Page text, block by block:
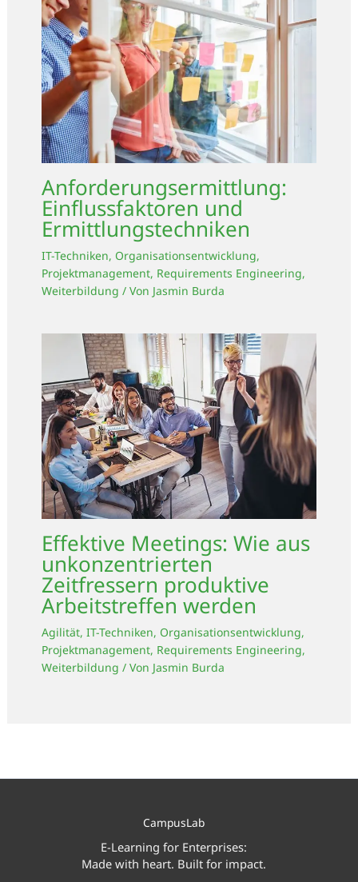
Anforderungsermittlung:
Einflussfaktoren und
Ermittlungstechniken
IT-Techniken, Organisationsentwicklung,
Projektmanagement, Requirements Engineering,
Weiterbildung / Von Jasmin Burda
Effektive Meetings: Wie aus
unkonzentrierten
Zeitfressern produktive
Arbeitstreffen werden
Agilität, IT-Techniken, Organisationsentwicklung,
Projektmanagement, Requirements Engineering,
Weiterbildung / Von Jasmin Burda
CampusLab
E-Learning for Enterprises:
Made with heart. Built for impact.